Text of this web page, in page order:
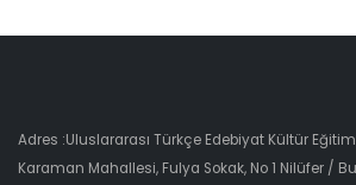
Adres :Uluslararası Türkçe Edebiyat Kültür Eğitim
Karaman Mahallesi, Fulya Sokak, No 1 Nilüfer /